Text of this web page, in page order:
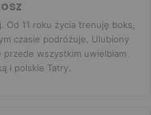
Od 11 roku życia trenuję boks,
czasie podróżuje. Ulubiony
przede wszystkim uwielbiam
i polskie Tatry.